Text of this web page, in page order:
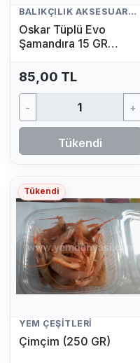
BALIKÇILIK AKSESUARLARI
Oskar Tüplü Evo
Şamandıra 15 GR
85,00 TL
- +
Tükendi
Tükendi
YEM ÇEŞITLERI
Çimçim (250 GR)